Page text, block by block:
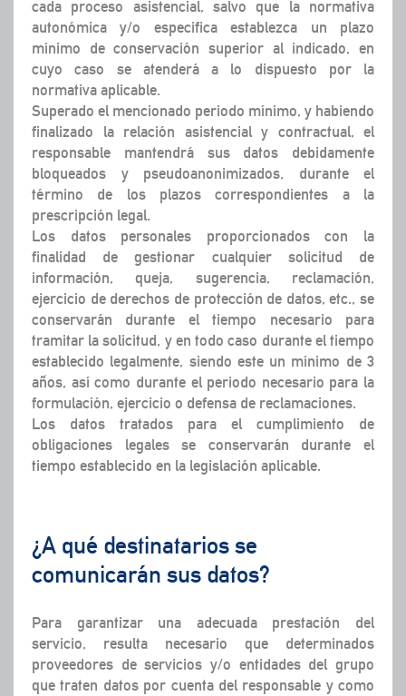
cada proceso asistencial, salvo que la normativa
autonómica y/o especifica establezca un plazo
mínimo de conservación superior al indicado, en
cuyo caso se atenderá a lo dispuesto por la
normativa aplicable.
Superado el mencionado periodo mínimo, y habiendo
finalizado la relación asistencial y contractual, el
responsable mantendrá sus datos debidamente
bloqueados y pseudoanonimizados, durante el
término de los plazos correspondientes a la
prescripción legal.
Los datos personales proporcionados con la
finalidad de gestionar cualquier solicitud de
información, queja, sugerencia, reclamación,
ejercicio de derechos de protección de datos, etc., se
conservarán durante el tiempo necesario para
tramitar la solicitud, y en todo caso durante el tiempo
establecido legalmente, siendo este un mínimo de 3
años, así como durante el periodo necesario para la
formulación, ejercicio o defensa de reclamaciones.
Los datos tratados para el cumplimiento de
obligaciones legales se conservarán durante el
tiempo establecido en la legislación aplicable.
¿A qué destinatarios se
comunicarán sus datos?
Para garantizar una adecuada prestación del
servicio, resulta necesario que determinados
proveedores de servicios y/o entidades del grupo
que traten datos por cuenta del responsable y como